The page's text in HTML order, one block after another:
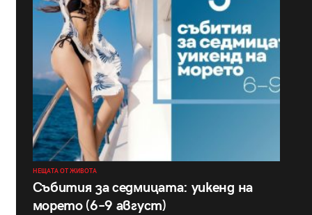
НЕЩАТА ОТ ЖИВОТА
Събития за седмицата: уикенд на
морето (6–9 август)